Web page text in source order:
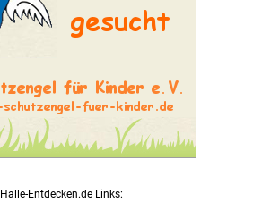
Halle-Entdecken.de Links: